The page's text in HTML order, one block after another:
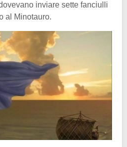
inviare sette fanciulli
al Minotauro.